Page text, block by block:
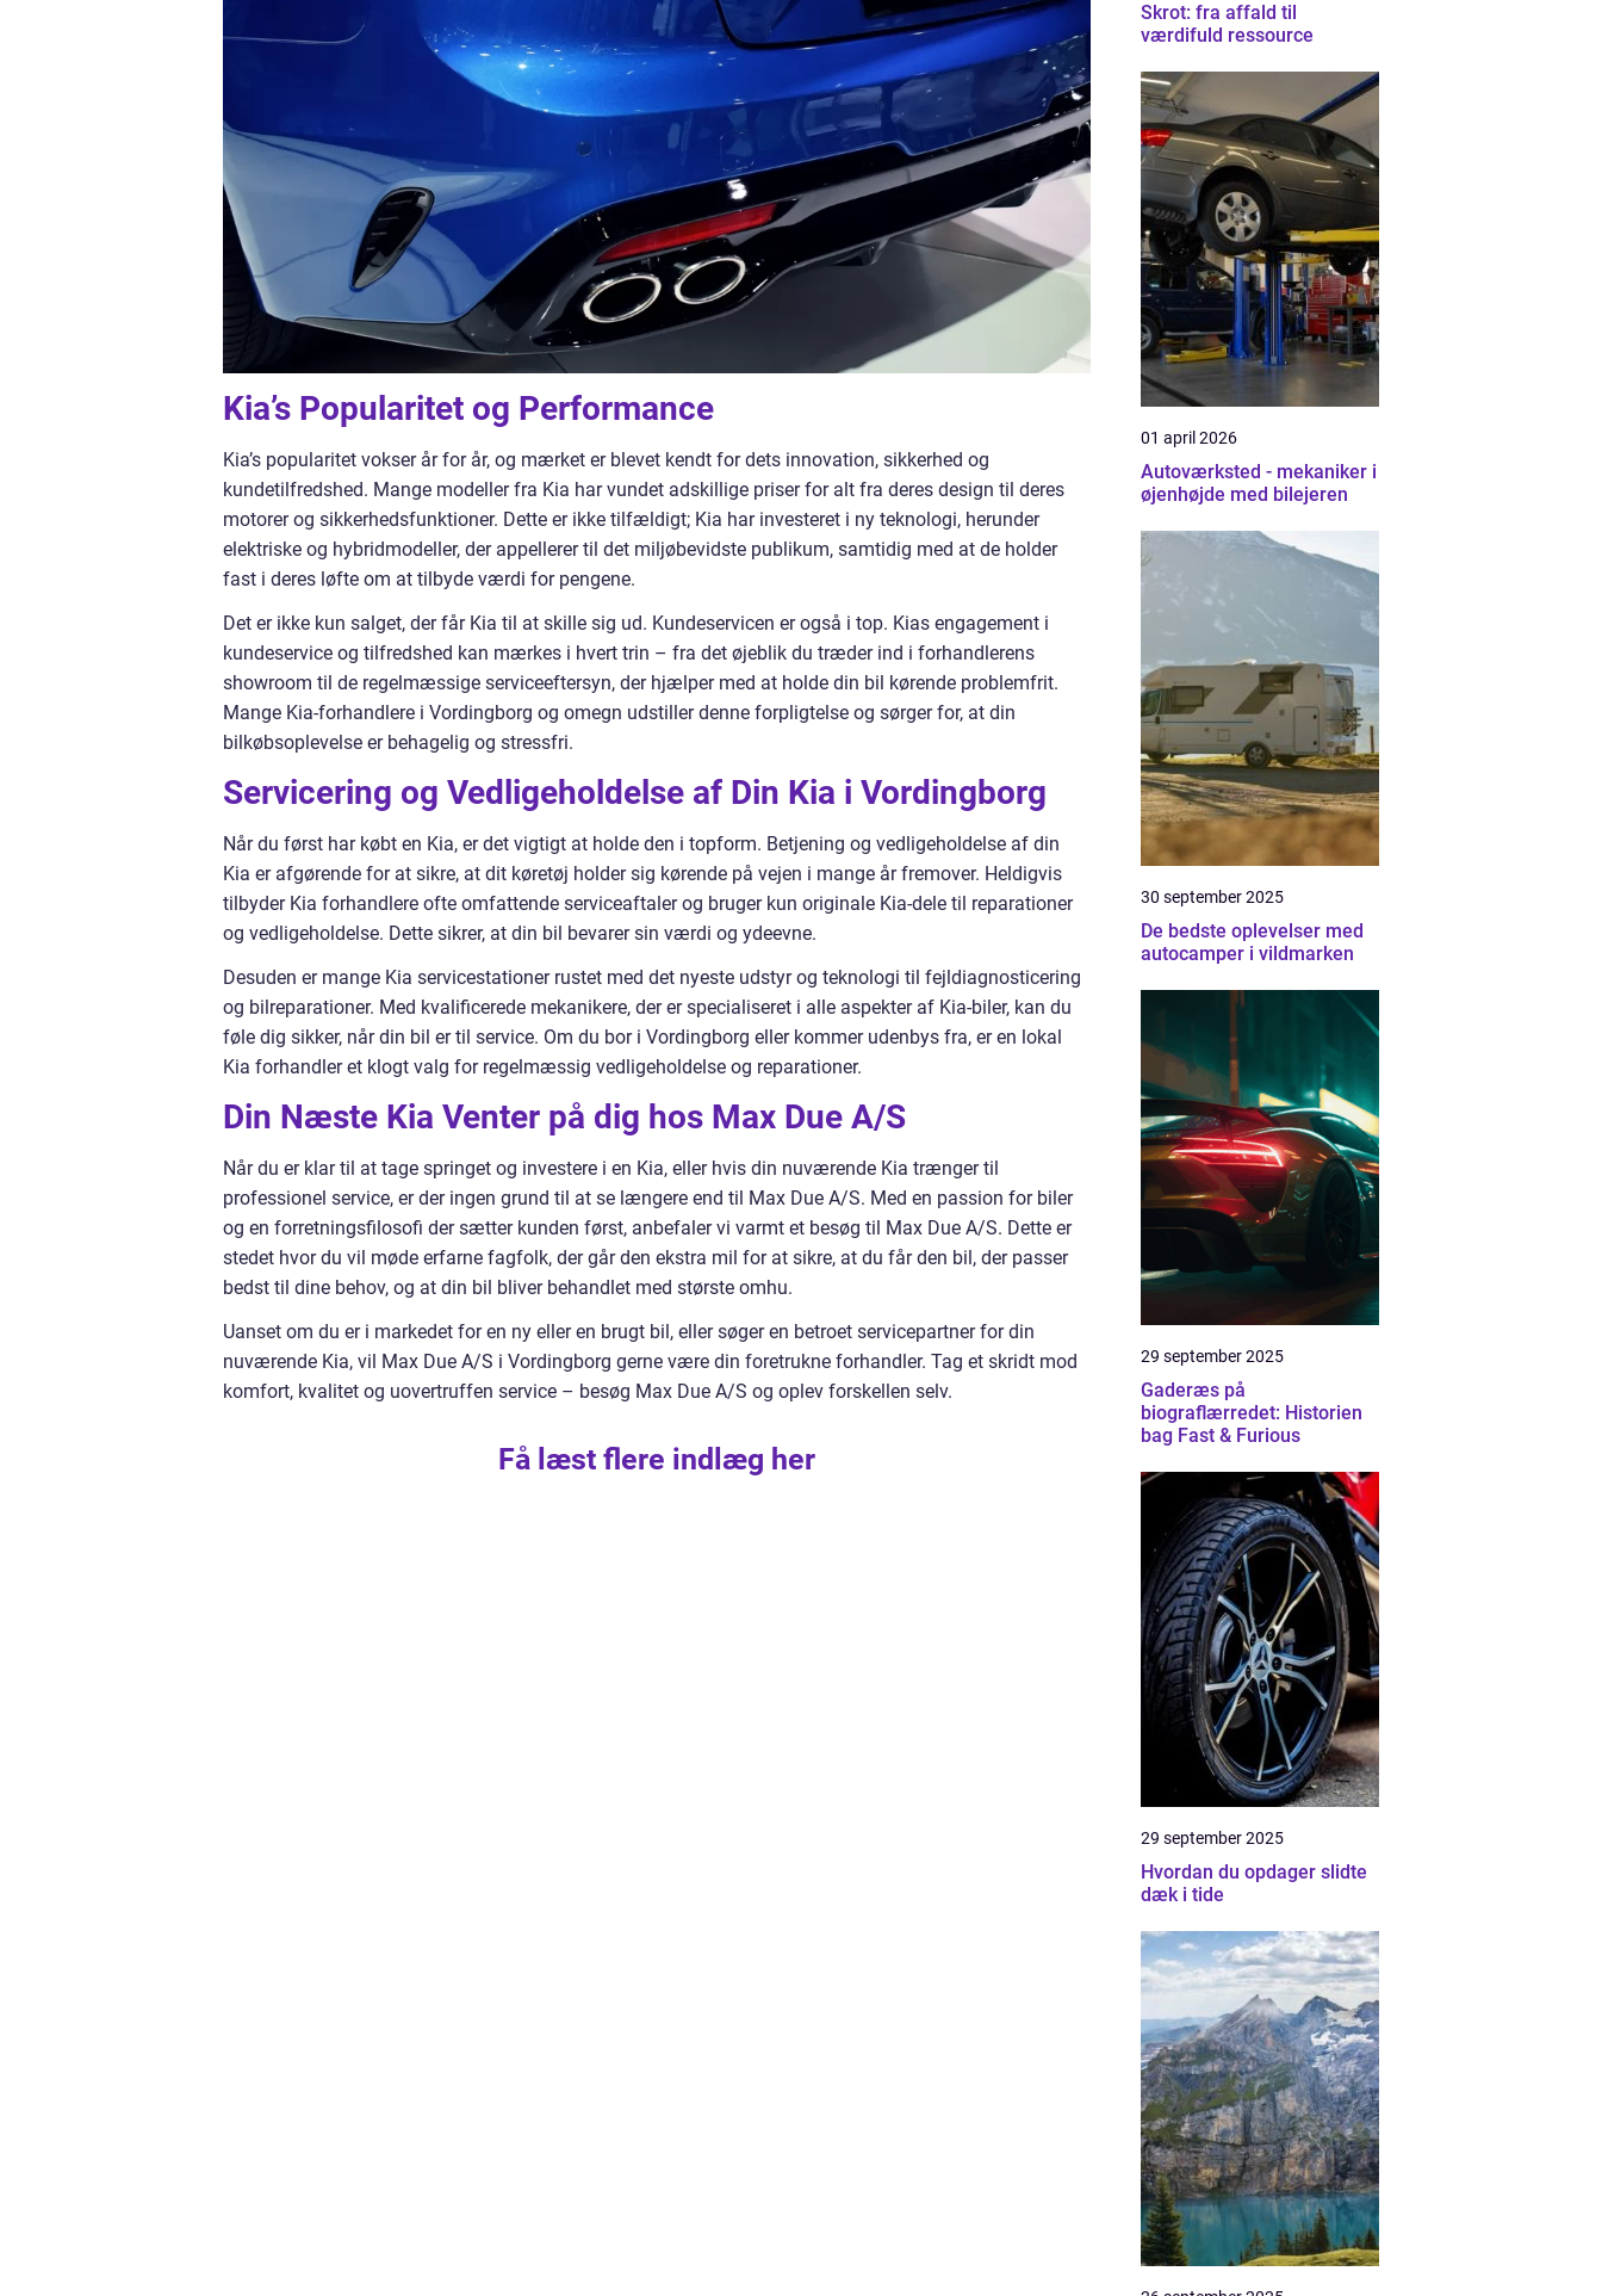
Kia’s Popularitet og Performance
Kia’s popularitet vokser år for år, og mærket er blevet kendt for dets innovation, sikkerhed og
kundetilfredshed. Mange modeller fra Kia har vundet adskillige priser for alt fra deres design til deres
motorer og sikkerhedsfunktioner. Dette er ikke tilfældigt; Kia har investeret i ny teknologi, herunder
elektriske og hybridmodeller, der appellerer til det miljøbevidste publikum, samtidig med at de holder
fast i deres løfte om at tilbyde værdi for pengene.
Det er ikke kun salget, der får Kia til at skille sig ud. Kundeservicen er også i top. Kias engagement i
kundeservice og tilfredshed kan mærkes i hvert trin – fra det øjeblik du træder ind i forhandlerens
showroom til de regelmæssige serviceeftersyn, der hjælper med at holde din bil kørende problemfrit.
Mange Kia-forhandlere i Vordingborg og omegn udstiller denne forpligtelse og sørger for, at din
bilkøbsoplevelse er behagelig og stressfri.
Servicering og Vedligeholdelse af Din Kia i Vordingborg
Når du først har købt en Kia, er det vigtigt at holde den i topform. Betjening og vedligeholdelse af din
Kia er afgørende for at sikre, at dit køretøj holder sig kørende på vejen i mange år fremover. Heldigvis
tilbyder Kia forhandlere ofte omfattende serviceaftaler og bruger kun originale Kia-dele til reparationer
og vedligeholdelse. Dette sikrer, at din bil bevarer sin værdi og ydeevne.
Desuden er mange Kia servicestationer rustet med det nyeste udstyr og teknologi til fejldiagnosticering
og bilreparationer. Med kvalificerede mekanikere, der er specialiseret i alle aspekter af Kia-biler, kan du
føle dig sikker, når din bil er til service. Om du bor i Vordingborg eller kommer udenbys fra, er en lokal
Kia forhandler et klogt valg for regelmæssig vedligeholdelse og reparationer.
Din Næste Kia Venter på dig hos Max Due A/S
Når du er klar til at tage springet og investere i en Kia, eller hvis din nuværende Kia trænger til
professionel service, er der ingen grund til at se længere end til Max Due A/S. Med en passion for biler
og en forretningsfilosofi der sætter kunden først, anbefaler vi varmt et besøg til Max Due A/S. Dette er
stedet hvor du vil møde erfarne fagfolk, der går den ekstra mil for at sikre, at du får den bil, der passer
bedst til dine behov, og at din bil bliver behandlet med største omhu.
Uanset om du er i markedet for en ny eller en brugt bil, eller søger en betroet servicepartner for din
nuværende Kia, vil Max Due A/S i Vordingborg gerne være din foretrukne forhandler. Tag et skridt mod
komfort, kvalitet og uovertruffen service – besøg Max Due A/S og oplev forskellen selv.
Få læst flere indlæg her
Skrot: fra affald til
værdifuld ressource
01 april 2026
Autoværksted - mekaniker i
øjenhøjde med bilejeren
30 september 2025
De bedste oplevelser med
autocamper i vildmarken
29 september 2025
Gaderæs på
biograflærredet: Historien
bag Fast & Furious
29 september 2025
Hvordan du opdager slidte
dæk i tide